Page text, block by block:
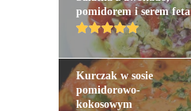
pomidorem i serem feta
Kurczak w sosie
pomidorowo-
kokosowym